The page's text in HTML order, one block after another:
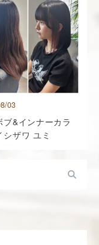
03
ブ&インナーカラ
シザワ ユミ